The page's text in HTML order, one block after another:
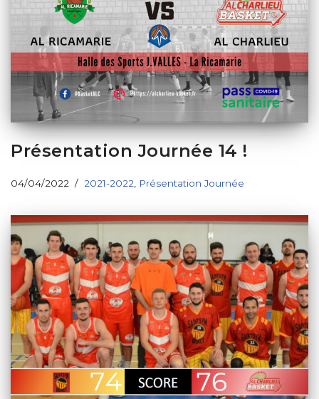
Présentation Journée 14 !
04/04/2022 2021-2022 Présentation Journée